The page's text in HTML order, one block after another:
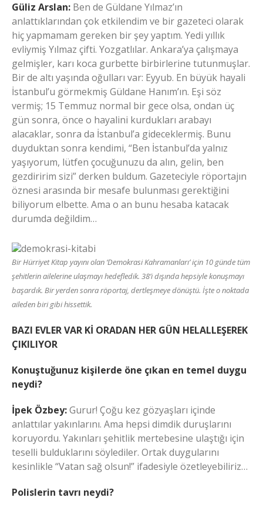
Güliz Arslan: Ben de Güldane Yılmaz’ın
anlattıklarından çok etkilendim ve bir gazeteci olarak
hiç yapmamam gereken bir şey yaptım. Yedi yıllık
evliymiş Yılmaz çifti. Yozgatlılar. Ankara’ya çalışmaya
gelmişler, karı koca gurbette birbirlerine tutunmuşlar.
Bir de altı yaşında oğulları var: Eyyub. En büyük hayali
İstanbul’u görmekmiş Güldane Hanım’ın. Eşi söz
vermiş; 15 Temmuz normal bir gece olsa, ondan üç
gün sonra, önce o hayalini kurdukları arabayı
alacaklar, sonra da İstanbul’a gideceklermiş. Bunu
duyduktan sonra kendimi, “Ben İstanbul’da yalnız
yaşıyorum, lütfen çocuğunuzu da alın, gelin, ben
gezdiririm sizi” derken buldum. Gazeteciyle röportajın
öznesi arasında bir mesafe bulunması gerektiğini
biliyorum elbette. Ama o an bunu hesaba katacak
durumda değildim…
Bir Hürriyet Kitap yayını olan ‘Demokrasi Kahramanları’ için 10 günde tüm
şehitlerin ailelerine ulaşmayı hedefledik. 38’i dışında hepsiyle konuşmayı
başardık. Bir yerden sonra röportaj, dertleşmeye dönüştü. İşte o noktada
aileden biri gibi hissettik.
BAZI EVLER VAR Kİ ORADAN HER GÜN HELALLEŞEREK
ÇIKILIYOR
Konuştuğunuz kişilerde öne çıkan en temel duygu
neydi?
İpek Özbey:Gurur! Çoğu kez gözyaşları içinde
anlattılar yakınlarını. Ama hepsi dimdik duruşlarını
koruyordu. Yakınları şehitlik mertebesine ulaştığı için
teselli bulduklarını söylediler. Ortak duygularını
kesinlikle “Vatan sağ olsun!” ifadesiyle özetleyebiliriz…
Polislerin tavrı neydi?